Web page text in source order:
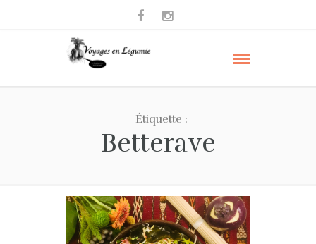
Étiquette :
Betterave